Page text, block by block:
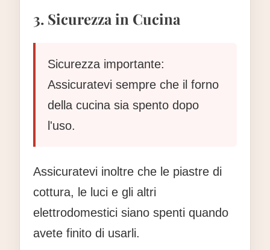
3. Sicurezza in Cucina
Sicurezza importante:
Assicuratevi sempre che il forno
della cucina sia spento dopo
l'uso.
Assicuratevi inoltre che le piastre di
cottura, le luci e gli altri
elettrodomestici siano spenti quando
avete finito di usarli.